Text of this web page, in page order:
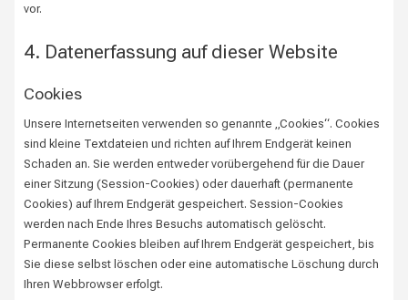
vor.
4. Datenerfassung auf dieser Website
Cookies
Unsere Internetseiten verwenden so genannte „Cookies“. Cookies
sind kleine Textdateien und richten auf Ihrem Endgerät keinen
Schaden an. Sie werden entweder vorübergehend für die Dauer
einer Sitzung (Session-Cookies) oder dauerhaft (permanente
Cookies) auf Ihrem Endgerät gespeichert. Session-Cookies
werden nach Ende Ihres Besuchs automatisch gelöscht.
Permanente Cookies bleiben auf Ihrem Endgerät gespeichert, bis
Sie diese selbst löschen oder eine automatische Löschung durch
Ihren Webbrowser erfolgt.